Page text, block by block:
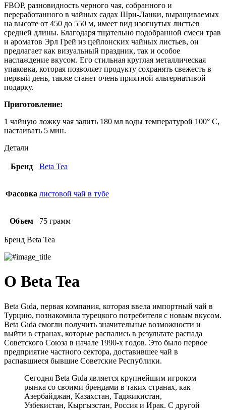
FBOP, разновидность черного чая, собранного и
переработанного в чайных садах Шри-Ланки, выращиваемых
на высоте от 450 до 550 м, имеет вид изогнутых листьев
средней длины. Благодаря тщательно подобранной смеси трав
и ароматов Эрл Грей из цейлонских чайных листьев, он
предлагает как визуальный праздник, так и особое
наслаждение вкусом. Его стильная круглая металлическая
упаковка, которая позволяет продукту сохранять свежесть в
первый день, также станет очень приятной альтернативой
подарку.
Приготовление:
1 чайную ложку чая залить 180 мл воды температурой 100° C,
настаивать 5 мин.
Детали
Бренд Beta Tea
Фасовка листовой чай в тубе
Объем 75 грамм
Бренд Beta Tea
О Beta Tea
Beta Gıda, первая компания, которая ввела импортный чай в
Турцию, познакомила турецкого потребителя с новым вкусом.
Beta Gıda смогли получить значительные возможности и
выйти в странах, которые распались в результате распада
Советского Союза в начале 1990-х годов. Это было первое
предприятие частного сектора, доставившее чай в
распавшиеся бывшие Советские Республики.
Сегодня Beta Gıda является крупнейшим игроком
рынка со своими брендами в таких странах, как
Азербайджан, Казахстан, Таджикистан,
Узбекистан, Кыргызстан, Россия и Ирак. С другой